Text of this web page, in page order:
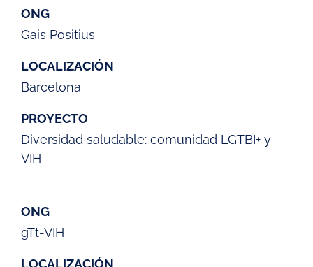
ONG
Gais Positius
LOCALIZACIÓN
Barcelona
PROYECTO
Diversidad saludable: comunidad LGTBI+ y
VIH
ONG
gTt-VIH
LOCALIZACIÓN